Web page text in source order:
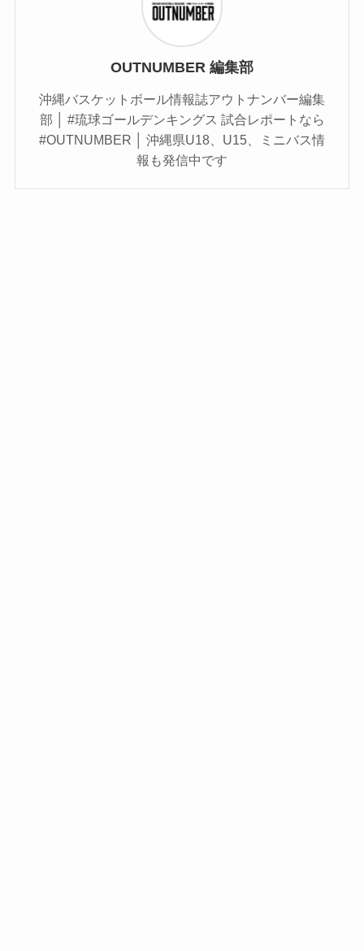
OUTNUMBER 編集部
沖縄バスケットボール情報誌アウトナンバー編集
部 │ #琉球ゴールデンキングス 試合レポートなら
#OUTNUMBER │ 沖縄県U18、U15、ミニバス情
報も発信中です